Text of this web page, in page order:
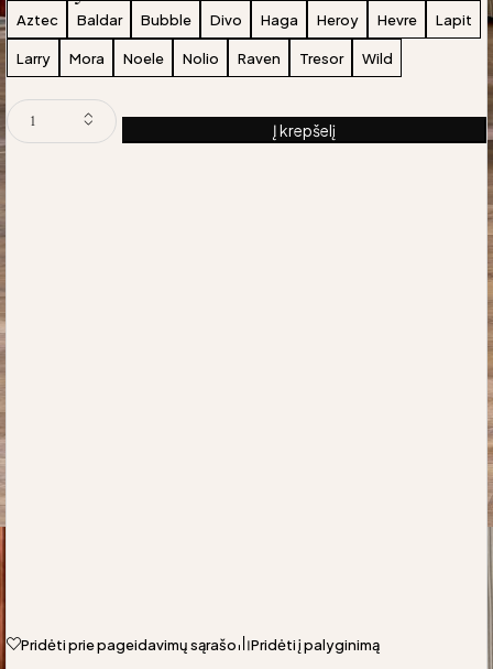
Aztec Baldar Bubble Divo Haga Heroy Hevre Lapit
Larry Mora Noele Nolio Raven Tresor Wild
Į krepšelį
Pridėti prie pageidavimų sąrašo Pridėti į palyginimą